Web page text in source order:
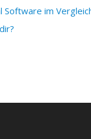
Software im